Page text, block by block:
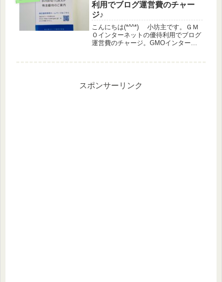
利用でブログ運営費のチャー
ジ♪
こんにちは(*^^*) 小坊主です。ＧＭ
Ｏインターネットの優待利用でブログ
運営費のチャージ。GMOインターネ
スポンサーリンク